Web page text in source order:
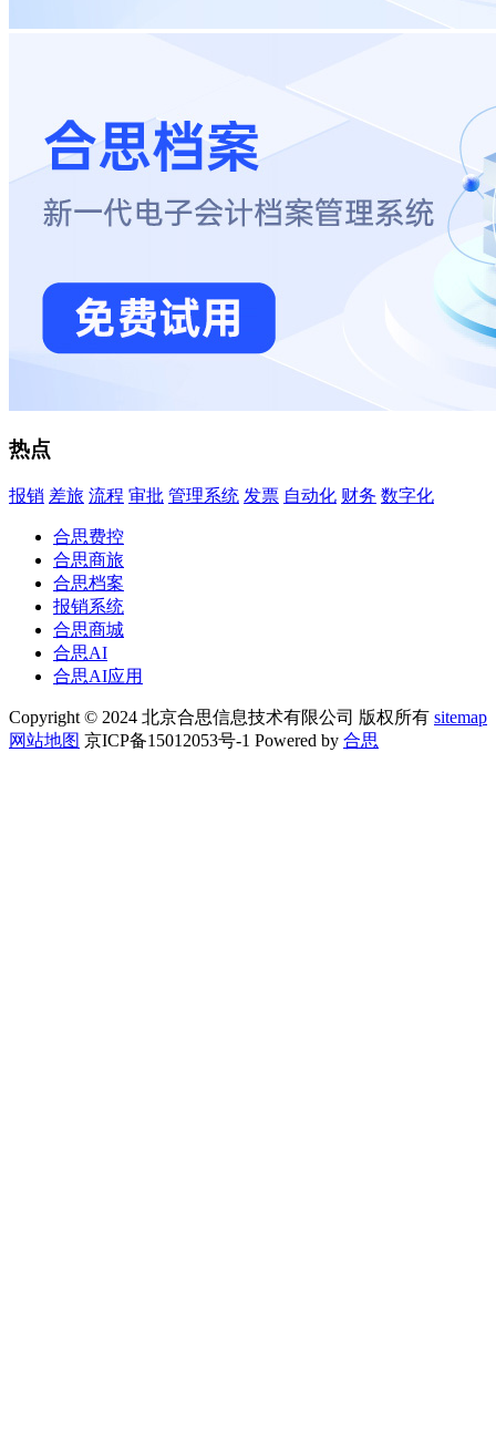
热点
报销 差旅 流程 审批 管理系统 发票 自动化 财务 数字化
合思费控
合思商旅
合思档案
报销系统
合思商城
合思AI
合思AI应用
Copyright © 2024 北京合思信息技术有限公司 版权所有 sitemap
网站地图 京ICP备15012053号-1 Powered by 合思